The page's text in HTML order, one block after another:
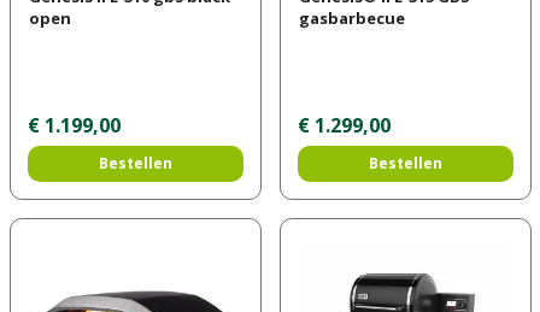
open
€ 1.199,00
Bestellen
gasbarbecue
€ 1.299,00
Bestellen